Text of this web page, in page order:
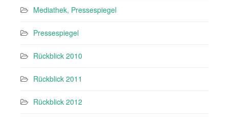
Mediathek, Pressespiegel
Pressespiegel
Rückblick 2010
Rückblick 2011
Rückblick 2012